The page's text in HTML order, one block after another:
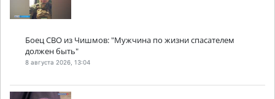
Боец СВО из Чишмов: "Мужчина по жизни спасателем
должен быть"
8 августа 2026, 13:04